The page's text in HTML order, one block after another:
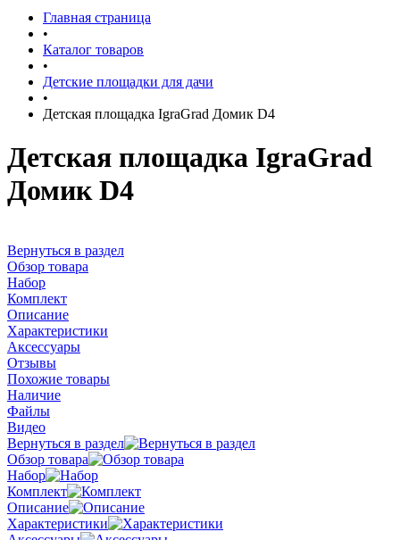
Главная страница
•
Каталог товаров
•
Детские площадки для дачи
•
Детская площадка IgraGrad Домик D4
Детская площадка IgraGrad
Домик D4
Вернуться в раздел
Обзор товара
Набор
Комплект
Описание
Характеристики
Аксессуары
Отзывы
Похожие товары
Наличие
Файлы
Видео
Вернуться в раздел
Обзор товара
Набор
Комплект
Описание
Характеристики